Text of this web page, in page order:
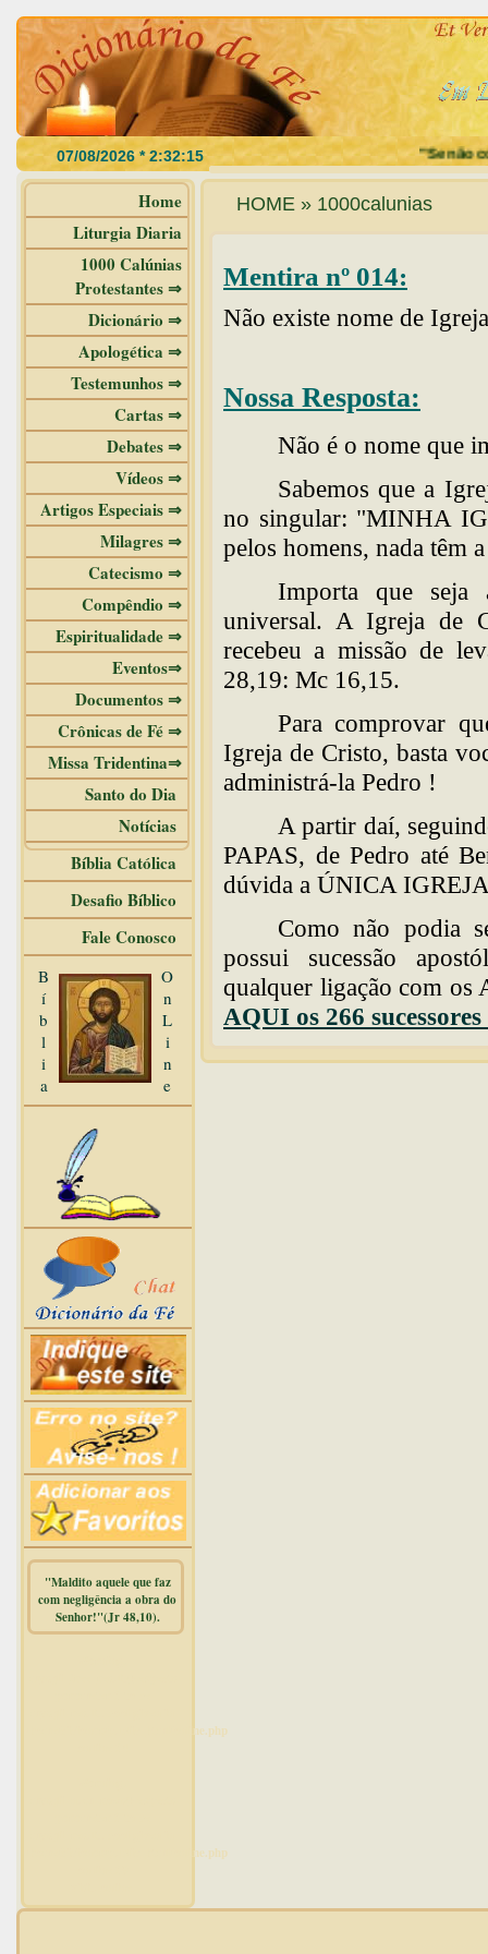
"Se não
Home
Liturgia Diaria
1000 Calúnias
Protestantes ⇒
Dicionário ⇒
Apologética ⇒
Testemunhos ⇒
Cartas ⇒
Debates ⇒
Vídeos ⇒
Artigos Especiais ⇒
Milagres ⇒
Catecismo ⇒
Compêndio ⇒
Espiritualidade ⇒
Eventos⇒
Documentos ⇒
Crônicas de Fé ⇒
Missa Tridentina⇒
Santo do Dia
Notícias
Bíblia Católica
Desafio Bíblico
Fale Conosco
B
í
b
l
i
a
O
n
L
i
n
e
"Maldito aquele que faz
com negligência a obra do
Senhor!"(Jr 48,10).
/home/dicionar/public_html/online.php
/home/dicionar/public_html/online.php
HOME » 1000calunias
Mentira nº 014:
Não existe nome de
Nossa Resposta:
Não é o nome que
Sabemos que a
no singular: "MINHA
pelos homens, nada têm
Importa que seja
universal. A Igreja de
recebeu a missão de
28,19: Mc 16,15.
Para comprovar
Igreja de Cristo, basta
administrá-la Pedro !
A partir daí,
PAPAS, de Pedro até
dúvida a ÚNICA
Como não podia
possui sucessão
qualquer ligação com os
AQUI os 266